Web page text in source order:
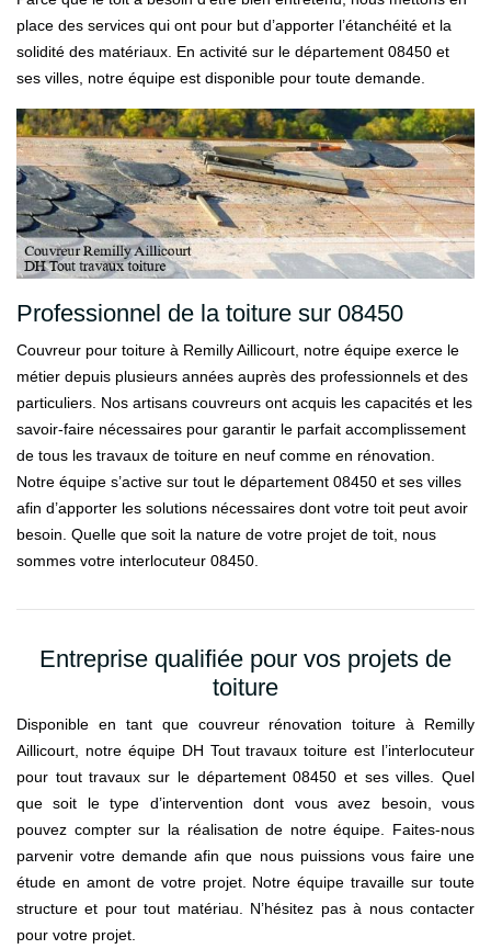
place des services qui ont pour but d’apporter l’étanchéité et la
solidité des matériaux. En activité sur le département 08450 et
ses villes, notre équipe est disponible pour toute demande.
Professionnel de la toiture sur 08450
Couvreur pour toiture à Remilly Aillicourt, notre équipe exerce le
métier depuis plusieurs années auprès des professionnels et des
particuliers. Nos artisans couvreurs ont acquis les capacités et les
savoir-faire nécessaires pour garantir le parfait accomplissement
de tous les travaux de toiture en neuf comme en rénovation.
Notre équipe s’active sur tout le département 08450 et ses villes
afin d’apporter les solutions nécessaires dont votre toit peut avoir
besoin. Quelle que soit la nature de votre projet de toit, nous
sommes votre interlocuteur 08450.
Entreprise qualifiée pour vos projets de
toiture
Disponible en tant que couvreur rénovation toiture à Remilly
Aillicourt, notre équipe DH Tout travaux toiture est l’interlocuteur
pour tout travaux sur le département 08450 et ses villes. Quel
que soit le type d’intervention dont vous avez besoin, vous
pouvez compter sur la réalisation de notre équipe. Faites-nous
parvenir votre demande afin que nous puissions vous faire une
étude en amont de votre projet. Notre équipe travaille sur toute
structure et pour tout matériau. N’hésitez pas à nous contacter
pour votre projet.